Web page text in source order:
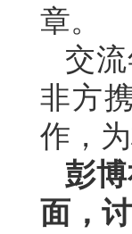
章。
交
非方
作，
彭
面，